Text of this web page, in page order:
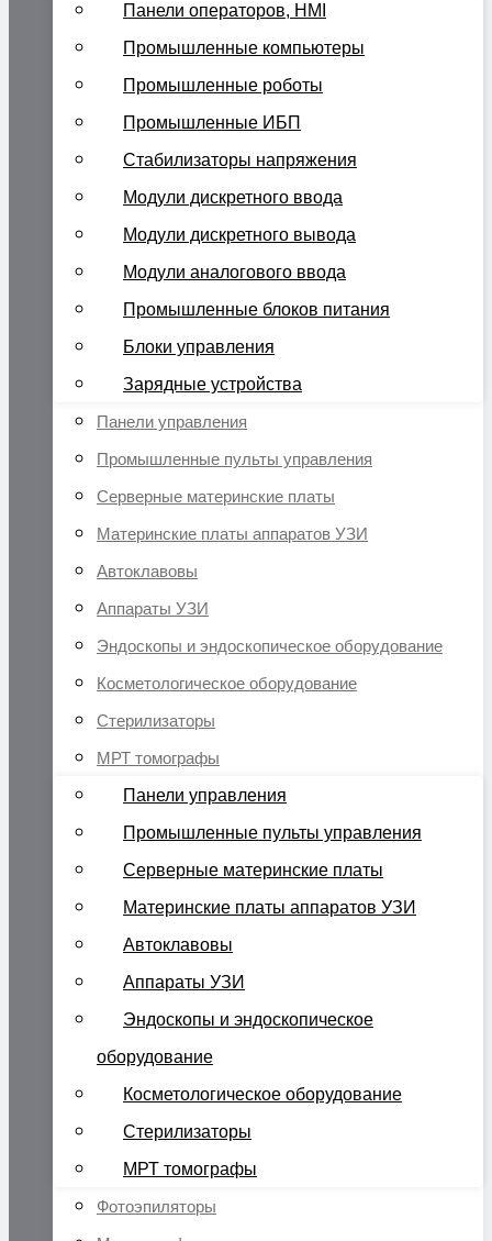
Панели операторов, HMI
Промышленные компьютеры
Промышленные роботы
Промышленные ИБП
Стабилизаторы напряжения
Модули дискретного ввода
Модули дискретного вывода
Модули аналогового ввода
Промышленные блоков питания
Блоки управления
Зарядные устройства
Панели управления
Промышленные пульты управления
Серверные материнские платы
Материнские платы аппаратов УЗИ
Автоклавовы
Аппараты УЗИ
Эндоскопы и эндоскопическое оборудование
Косметологическое оборудование
Стерилизаторы
МРТ томографы
Панели управления
Промышленные пульты управления
Серверные материнские платы
Материнские платы аппаратов УЗИ
Автоклавовы
Аппараты УЗИ
Эндоскопы и эндоскопическое
оборудование
Косметологическое оборудование
Стерилизаторы
МРТ томографы
Фотоэпиляторы